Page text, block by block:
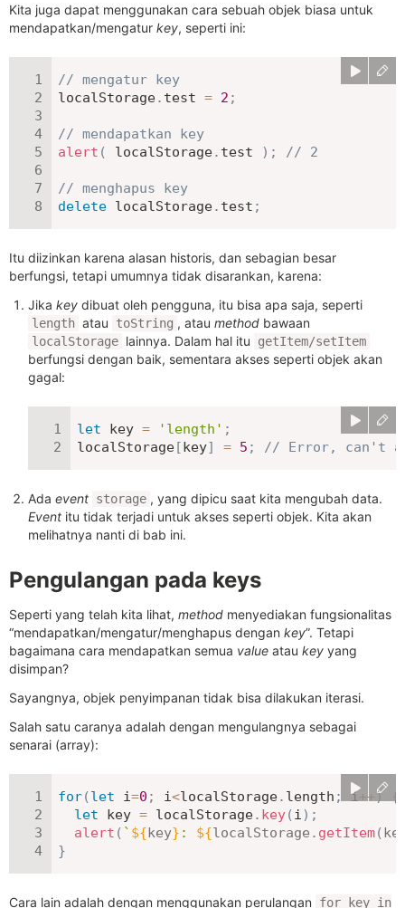
Kita juga dapat menggunakan cara sebuah objek biasa untuk
mendapatkan/mengatur key, seperti ini:
// mengatur key
localStorage. test = 2 ;
// mendapatkan key
alert ( localStorage. test ) ; // 2
// menghapus key
delete localStorage. test ;
Itu diizinkan karena alasan historis, dan sebagian besar
berfungsi, tetapi umumnya tidak disarankan, karena:
Jika key dibuat oleh pengguna, itu bisa apa saja, seperti
length atau toString , atau method bawaan
localStorage lainnya. Dalam hal itu getItem/setItem
berfungsi dengan baik, sementara akses seperti objek akan
gagal:
let key = 'length' ;
localStorage[key] = 5 ; // Error, can't
Ada event storage , yang dipicu saat kita mengubah data.
Event itu tidak terjadi untuk akses seperti objek. Kita akan
melihatnya nanti di bab ini.
Pengulangan pada keys
Seperti yang telah kita lihat, method menyediakan fungsionalitas
“mendapatkan/mengatur/menghapus dengan key”. Tetapi
bagaimana cara mendapatkan semua value atau key yang
disimpan?
Sayangnya, objek penyimpanan tidak bisa dilakukan iterasi.
Salah satu caranya adalah dengan mengulangnya sebagai
senarai (array):
for(let i=0 ; i<localStorage. length ; i++)
{
let key = localStorage. key(i ) ;
alert ( ` ${key} : ${localStorage . getItem(
}
Cara lain adalah dengan menggunakan perulangan for key in